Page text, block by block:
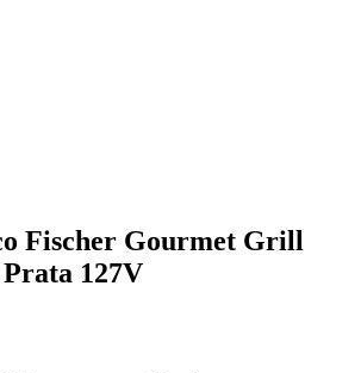
Fischer Gourmet Grill
127V